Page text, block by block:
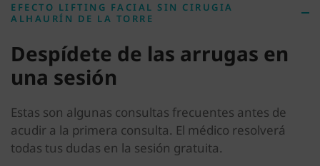
EFECTO LIFTING FACIAL SIN CIRUGIA
ALHAURÍN DE LA TORRE
Despídete de las arrugas en
una sesión
Estas son algunas consultas frecuentes antes de
acudir a la primera consulta. El médico resolverá
todas tus dudas en la sesión gratuita.